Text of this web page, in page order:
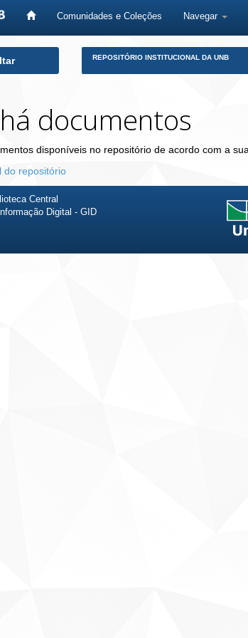
Comunidades e Coleções Navegar
REPOSITÓRIO INSTITUCIONAL DA UNB
documentos
disponíveis no repositório de acordo com a
do repositório
Central
Digital - GID